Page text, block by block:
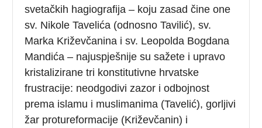
svetačkih hagiografija – koju zasad čine one
sv. Nikole Tavelića (odnosno Tavilić), sv.
Marka Križevčanina i sv. Leopolda Bogdana
Mandića – najuspješnije su sažete i upravo
kristalizirane tri konstitutivne hrvatske
frustracije: neodgodivi zazor i odbojnost
prema islamu i muslimanima (Tavelić), gorljivi
žar protureformacije (Križevčanin) i